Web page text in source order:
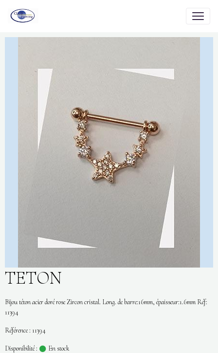
TETON
Bijou téton acier doré rose Zircon cristal. Long. de barre:16mm, épaisseur:1.6mm Réf:
11394
Référence : 11394
Disponibilité : En stock